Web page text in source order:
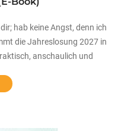
hab keine Angst, denn ich
die Jahreslosung 2027 in
anschaulich und